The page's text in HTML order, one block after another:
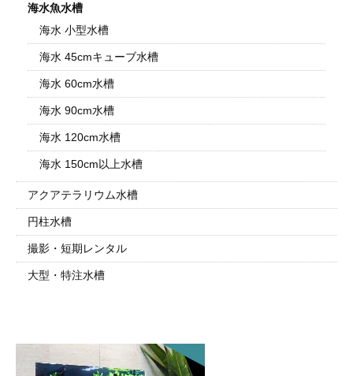
海水魚水槽
海水 小型水槽
海水 45cmキューブ水槽
海水 60cm水槽
海水 90cm水槽
海水 120cm水槽
海水 150cm以上水槽
アクアテラリウム水槽
円柱水槽
撮影・短期レンタル
大型・特注水槽